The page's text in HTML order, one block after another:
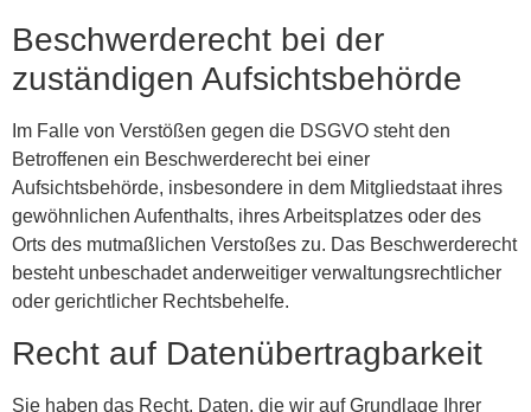
Beschwerde­recht bei der
zuständigen Aufsichts­behörde
Im Falle von Verstößen gegen die DSGVO steht den
Betroffenen ein Beschwerderecht bei einer
Aufsichtsbehörde, insbesondere in dem Mitgliedstaat ihres
gewöhnlichen Aufenthalts, ihres Arbeitsplatzes oder des
Orts des mutmaßlichen Verstoßes zu. Das Beschwerderecht
besteht unbeschadet anderweitiger verwaltungsrechtlicher
oder gerichtlicher Rechtsbehelfe.
Recht auf Daten­übertrag­barkeit
Sie haben das Recht, Daten, die wir auf Grundlage Ihrer